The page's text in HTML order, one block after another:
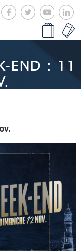
END : 11